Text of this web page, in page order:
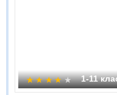
1-11